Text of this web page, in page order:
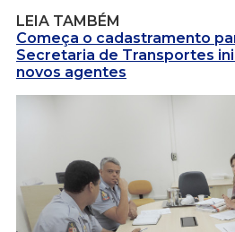
LEIA TAMBÉM
Começa o cadastramento
Secretaria de Transportes
novos agentes